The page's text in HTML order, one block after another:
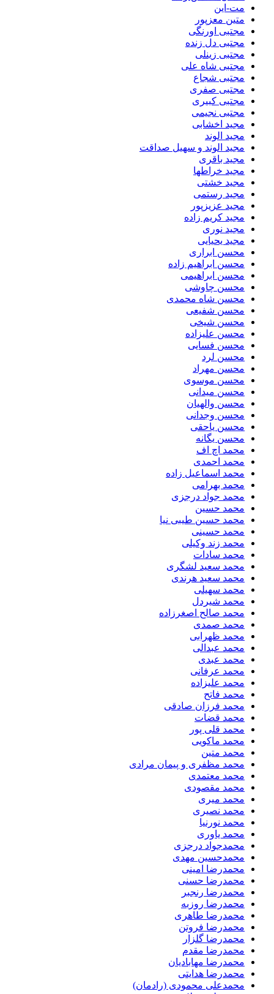
مت-این
متین معزپور
مجتبی اورنگی
مجتبی دل زنده
مجتبی زینلی
مجتبی شاه علی
مجتبی شجاع
مجتبی صفری
مجتبی کبیری
مجتبی نجیمی
مجید اخشابی
مجید الوند‎
مجید الوند و سهیل صداقت
مجید باقری
مجید خراطها
مجید خشتی
مجید رستمی
مجید عزیزپور
مجید کریم زاده
مجید نوری
مجید یحیایی
محسن ابراری
محسن ابراهیم زاده
محسن ابراهیمی
محسن چاوشی
محسن شاه محمدی
محسن شفیعی
محسن شیخی
محسن علیزاده
محسن فسایی
محسن لرد
محسن مهراد
محسن موسوی
محسن میدانی
محسن والهیان
محسن وجدانی
محسن یاحقی
محسن یگانه
محمد اچ اف
محمد احمدی
محمد اسماعیل زاده
محمد بهرامی
محمد جواد درجزی
محمد حسین
محمد حسین طیبی نیا
محمد حسینی
محمد زند وکیلی
محمد سادات
محمد سعید لشگری
محمد سعید هرندی
محمد سهیلی
​محمد شیردل
محمد صالح اصغرزاده
محمد صمدی
محمد ظهرابی
محمد عبدالی
محمد عبدی
محمد عرفانی
محمد علیزاده
محمد فاتح
محمد فرزان صادقی
محمد قضات
محمد قلی پور
محمد ماکویی
محمد متین
محمد مظفری و پیمان مرادی
محمد معتمدی
محمد مقصودی
محمد میری
محمد نصیری
محمد نورنیا
محمد یاوری
محمدجواد درجزی
محمدحسین مهدی
محمدرضا امینی
محمدرضا حسنی
محمدرضا رنجبر
محمدرضا روزبه
محمدرضا طاهری
محمدرضا فروتن
محمدرضا گلزار
محمدرضا مقدم
محمدرضا مهابادیان
محمدرضا هدایتی
محمدعلی محمودی (رادمان)